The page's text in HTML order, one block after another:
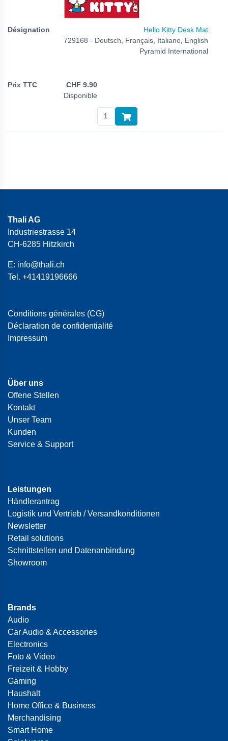
Hello Kitty Desk Mat
729168 - Deutsch, Français, Italiano, English
Pyramid International
CHF 9.90
Disponible
Thali AG
Industriestrasse 14
CH-6285 Hitzkirch
E: info@thali.ch
Tel. +41419196666
Conditions générales (CG)
Déclaration de confidentialité
Impressum
Über uns
Offene Stellen
Kontakt
Unser Team
Kunden
Service & Support
Leistungen
Händlerantrag
Logistik und Vertrieb / Versandkonditionen
Newsletter
Retail solutions
Schnittstellen und Datenanbindung
Showroom
Brands
Audio
Car Audio & Accessories
Electronics
Foto & Video
Freizeit & Hobby
Gaming
Haushalt
Home Office & Business
Merchandising
Smart Home